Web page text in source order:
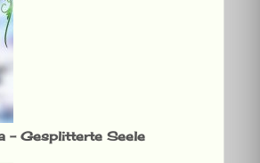
– Gesplitterte Seele